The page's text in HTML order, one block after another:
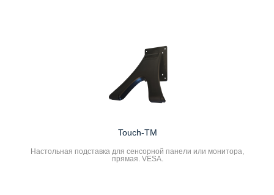
Touch-TM
Настольная подставка для сенсорной панели или монитора,
прямая. VESA.